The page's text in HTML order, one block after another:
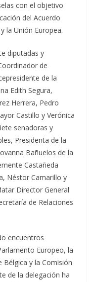
con el objetivo
del Acuerdo
la Unión Europea.
diputadas y
de
de la
Edith Segura,
Herrera, Pedro
Castillo y Verónica
senadoras y
Presidenta de la
Bañuelos de la
Castañeda
Néstor Camarillo y
Director General
de Relaciones
encuentros
Europeo, la
Bélgica y la Comisión
de la delegación ha